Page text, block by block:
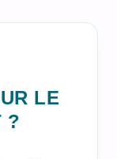
LE
?